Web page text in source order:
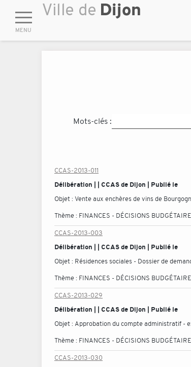
Mots-clés :
CCAS-2013-011
Délibération | | CCAS de Dijon | Publié le
Objet :Vente aux enchères de vins de
Thème : FINANCES - DÉCISIONS
CCAS-2013-003
Délibération | | CCAS de Dijon | Publié le
Objet : Résidences sociales - Dossier de
Thème : FINANCES - DÉCISIONS
CCAS-2013-029
Délibération | | CCAS de Dijon | Publié le
Objet : Approbation du compte administratif -
Thème : FINANCES - DÉCISIONS
CCAS-2013-030